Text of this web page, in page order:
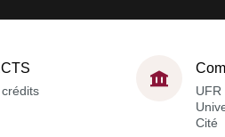
UFR
Cité